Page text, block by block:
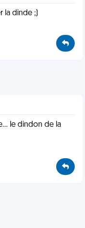
la dinde ;)
le dindon de la